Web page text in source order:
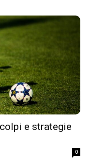
e strategie
0